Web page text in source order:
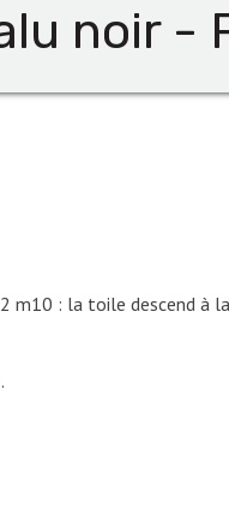
noir -
m10 : la toile descend à